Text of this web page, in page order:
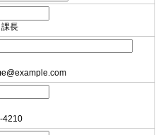
長
4210